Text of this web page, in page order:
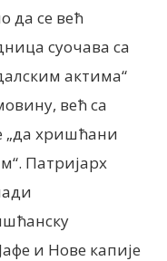
да се већ
суочава са
актима“
већ са
„да хришћани
Патријарх
и Нове капије